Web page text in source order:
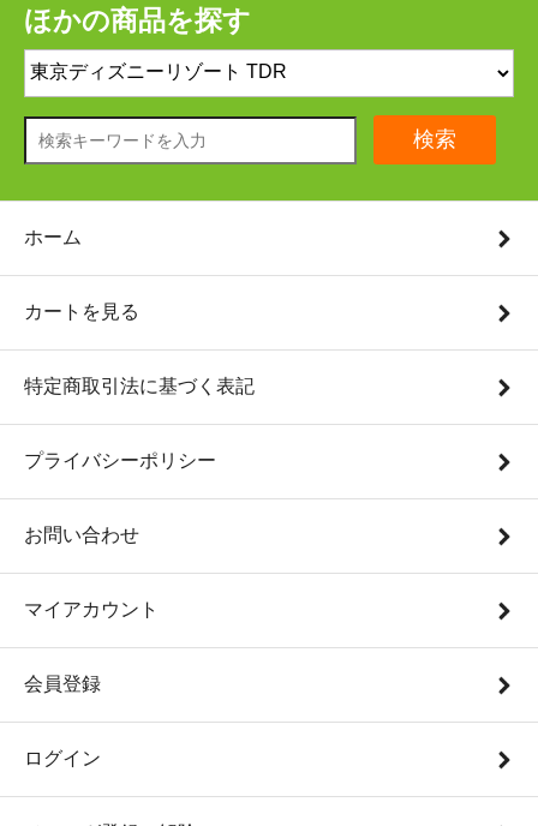
ほかの商品を探す
検索
ホーム
カートを見る
特定商取引法に基づく表記
プライバシーポリシー
お問い合わせ
マイアカウント
会員登録
ログイン